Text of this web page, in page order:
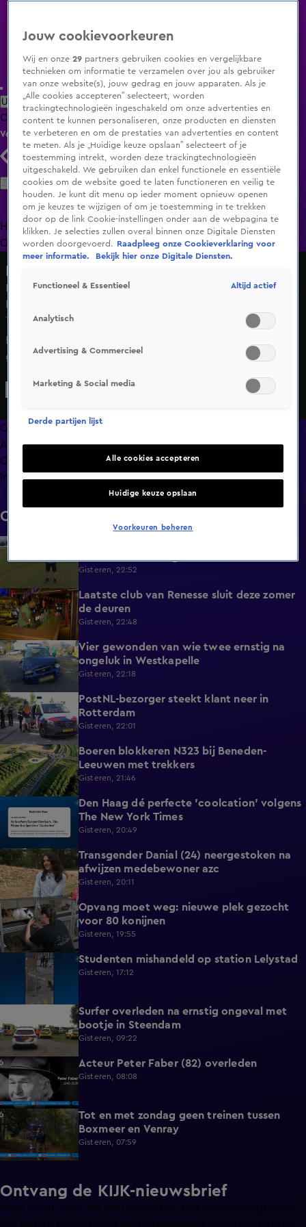
Uitzending Gemist Populaire programma's Zenders Genres
ClipsFilmsRadioSmart TV inlogShop
Volg KIJK
Zoeken
HomeUitzending Gemist Programma's De Bondgenoten
OranjezomerLivestreamsShop
Bijenzwerm zorgt voor spektakel in Eindhoven: imker met
hulp van brandweer op zoek naar koningin
10 mei 2025, 15:41
Een grote zwerm bijen heeft sinds gisteren voor overlast
gezorgd in de wijk Woensel-Zuid in Eindhoven.
zich had genesteld in een hoge boom aan de Romuluslaan.
Overzicht
Afleveringen
Clips
Info
Clips
1:54
Gisteren, 22:52
2:08
Laatste club van Renesse sluit deze zomer
de deuren
Gisteren, 22:48
0:30
Vier gewonden van wie twee ernstig na
ongeluk in Westkapelle
Gisteren, 22:18
0:26
PostNL-bezorger steekt klant neer in
Rotterdam
Gisteren, 22:01
0:33
Boeren blokkeren N323 bij Beneden-
Leeuwen met trekkers
Gisteren, 21:46
Den Haag dé perfecte 'coolcation' volgens
The New York Times
Gisteren, 20:49
2:04
Transgender Danial (24) neergestoken na
afwijzen medebewoner azc
Gisteren, 20:11
1:56
Opvang moet weg: nieuwe plek gezocht
voor 80 konijnen
Gisteren, 19:55
Studenten mishandeld op station Lelystad
Gisteren, 17:12
Surfer overleden na ernstig ongeval met
bootje in Steendam
Gisteren, 09:22
0:59 Acteur Peter Faber (82) overleden
Gisteren, 08:08
0:36
Tot en met zondag geen treinen tussen
Boxmeer en Venray
Gisteren, 07:59
Ontvang de KIJK-nieuwsbrief
Jouw cookievoorkeuren
Wij en onze29 partners gebruiken cookies en vergelijkbare
technieken om informatie te verzamelen over jou als gebruiker
van onze website(s), jouw gedrag en jouw apparaten. Als je
„Alle cookies accepteren” selecteert, worden
trackingtechnologieën ingeschakeld om onze advertenties en
content te kunnen personaliseren, onze producten en diensten
te verbeteren en om de prestaties van advertenties en content
te meten. Als je „Huidige keuze opslaan” selecteert of je
toestemming intrekt, worden deze trackingtechnologieën
uitgeschakeld. We gebruiken dan enkel functionele en essentiële
cookies om de website goed te laten functioneren en veilig te
houden. Je kunt dit menu op ieder moment opnieuw openen
om je keuzes te wijzigen of om je toestemming in te trekken
door op de link Cookie-instellingen onder aan de webpagina te
klikken. Je selecties zullen overal binnen onze Digitale Diensten
worden doorgevoerd.
Raadpleeg onze Cookieverklaring voor
meer informatie.
Bekijk hier onze Digitale Diensten.
Functioneel & Essentieel Altijd actief
Analytisch
Advertising & Commercieel
Marketing & Social media
Derde partijen lijst
Alle cookies accepteren
Huidige keuze opslaan
Voorkeuren beheren